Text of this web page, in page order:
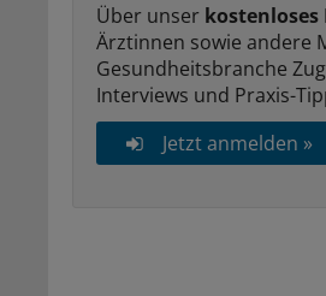
Über unser kostenloses
Ärztinnen sowie andere
Gesundheitsbranche
Interviews und Praxis-
Jetzt anmelden »